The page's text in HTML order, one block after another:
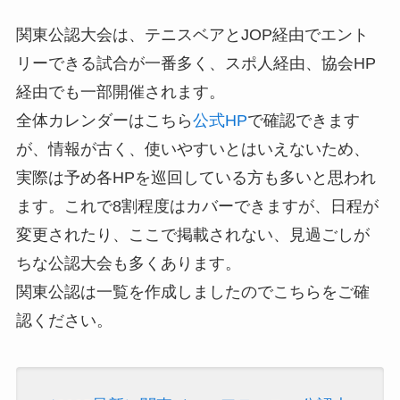
関東公認大会は、テニスベアとJOP経由でエント
リーできる試合が一番多く、スポ人経由、協会HP
経由でも一部開催されます。
全体カレンダーはこちら公式HPで確認できます
が、情報が古く、使いやすいとはいえないため、
実際は予め各HPを巡回している方も多いと思われ
ます。これで8割程度はカバーできますが、日程が
変更されたり、ここで掲載されない、見過ごしが
ちな公認大会も多くあります。
関東公認は一覧を作成しましたのでこちらをご確
認ください。